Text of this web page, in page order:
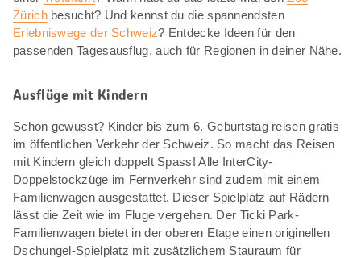
Zürichbesucht? Und kennst du die spannendsten
Erlebniswege der Schweiz? Entdecke Ideen für den
passenden Tagesausflug, auch für Regionen in deiner Nähe.
Ausflüge mit Kindern
Schon gewusst? Kinder bis zum 6. Geburtstag reisen gratis
im öffentlichen Verkehr der Schweiz. So macht das Reisen
mit Kindern gleich doppelt Spass! Alle InterCity-
Doppelstockzüge im Fernverkehr sind zudem mit einem
Familienwagen ausgestattet. Dieser Spielplatz auf Rädern
lässt die Zeit wie im Fluge vergehen. Der Ticki Park-
Familienwagen bietet in der oberen Etage einen originellen
Dschungel-Spielplatz mit zusätzlichem Stauraum für